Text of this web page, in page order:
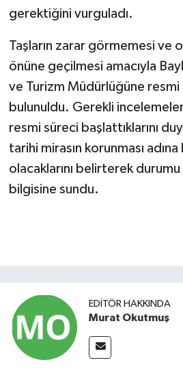
gerektiğini vurguladı.
Taşların zarar görmemesi ve
önüne geçilmesi amacıyla
ve Turizm Müdürlüğüne resmi
bulunuldu. Gerekli
resmi süreci başlattıklarını
tarihi mirasın korunması
olacaklarını belirterek
bilgisine sundu.
EDITÖR HAKKINDA
Murat Okutmuş